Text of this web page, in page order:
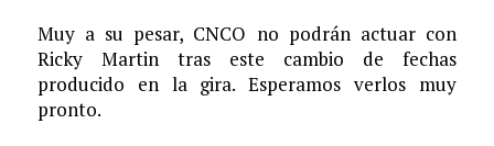
Muy a su pesar, CNCO no podrán actuar con
Ricky Martin tras este cambio de fechas
producido en la gira. Esperamos verlos muy
pronto.